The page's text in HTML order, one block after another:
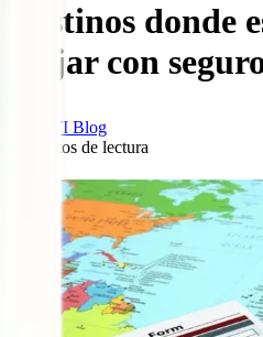
Destinos donde
viajar con
IATI Blog
minutos de lectura